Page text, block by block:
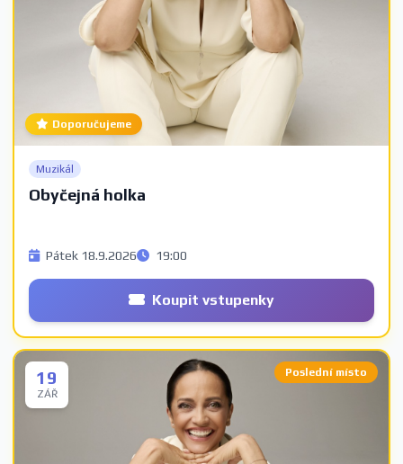
Doporučujeme
Muzikál
Obyčejná holka
Pátek 18.9.2026 19:00
Koupit vstupenky
19
ZÁŘ
Poslední místo